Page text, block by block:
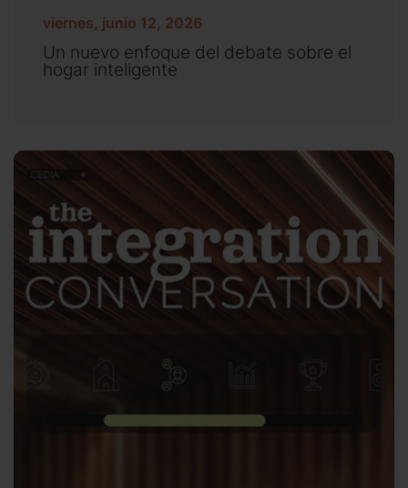
viernes, junio 12, 2026
Un nuevo enfoque del debate sobre el
hogar inteligente